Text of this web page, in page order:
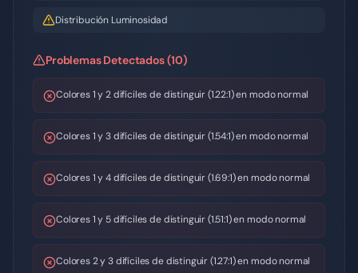
Distribución Luminosidad
Problemas Detectados (10)
Colores 1 y 2 difíciles de distinguir (1.22:1) en modo normal
Colores 1 y 3 difíciles de distinguir (1.54:1) en modo normal
Colores 1 y 4 difíciles de distinguir (1.69:1) en modo normal
Colores 1 y 5 difíciles de distinguir (1.51:1) en modo normal
Colores 2 y 3 difíciles de distinguir (1.27:1) en modo normal